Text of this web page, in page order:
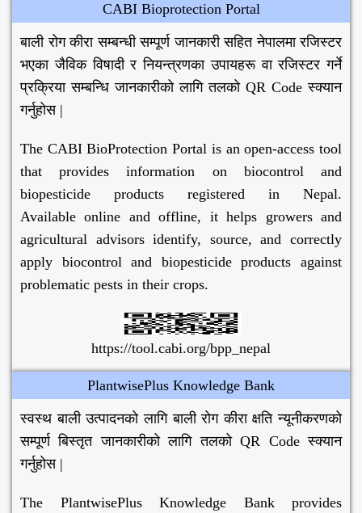
CABI Bioprotection Portal
बाली रोग कीरा सम्बन्धी सम्पूर्ण जानकारी सहित नेपालमा रजिस्टर
भएका जैविक विषादी र नियन्त्रणका उपायहरू वा रजिस्टर गर्ने
प्रक्रिया सम्बन्धि जानकारीको लागि तलको QR Code स्क्यान
गर्नुहोस |
The CABI BioProtection Portal is an open-access tool
that provides information on biocontrol and
biopesticide products registered in Nepal.
Available online and offline, it helps growers and
agricultural advisors identify, source, and correctly
apply biocontrol and biopesticide products against
problematic pests in their crops.
https://tool.cabi.org/bpp_nepal
PlantwisePlus Knowledge Bank
स्वस्थ बाली उत्पादनको लागि बाली रोग कीरा क्षति न्यूनीकरणको
सम्पूर्ण बिस्तृत जानकारीको लागि तलको QR Code स्क्यान
गर्नुहोस |
The PlantwisePlus Knowledge Bank provides